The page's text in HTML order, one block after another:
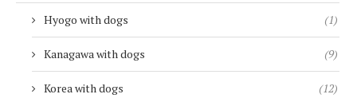
Hyogo with dogs (1)
Kanagawa with dogs (9)
Korea with dogs (12)